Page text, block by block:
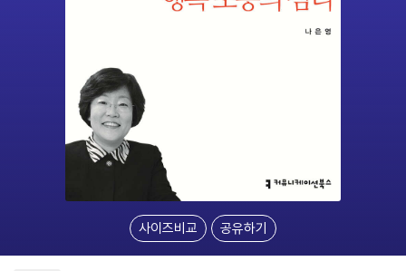
사이즈비교 공유하기